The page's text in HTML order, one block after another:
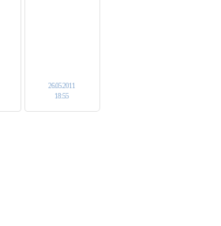
26.05.2011
18:55